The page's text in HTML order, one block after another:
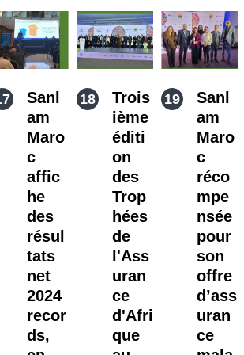
Sanl
am
Maro
c
affic
he
des
résul
tats
net
2024
recor
ds,
Trois
ième
éditi
on
des
Trop
hées
de
l'Ass
uran
ce
d'Afri
que
Sanl
am
Maro
c
réco
mpe
nsée
pour
son
offre
d’ass
uran
ce